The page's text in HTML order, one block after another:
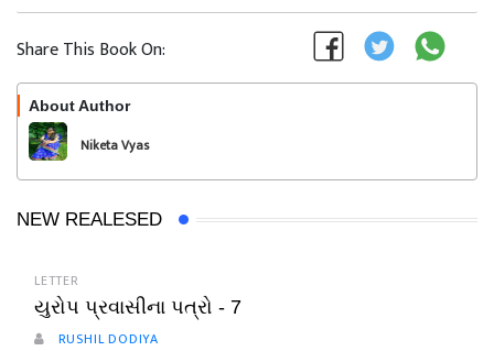
Share This Book On:
About Author
Niketa Vyas
NEW REALESED
LETTER
યુરોપ પ્રવાસીના પત્રો - 7
RUSHIL DODIYA